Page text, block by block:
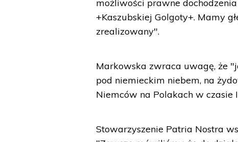
możliwości prawne
+Kaszubskiej Golgoty+. Mamy
zrealizowany".
Markowska zwraca uwagę, że
pod niemieckim niebem, na
Niemców na Polakach w
Stowarzyszenie Patria Nostra